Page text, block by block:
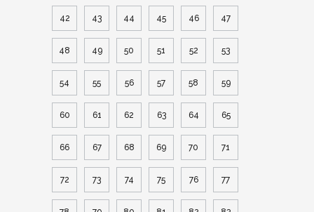
42 43 44 45 46 47
48 49 50 51 52 53
54 55 56 57 58 59
60 61 62 63 64 65
66 67 68 69 70 71
72 73 74 75 76 77